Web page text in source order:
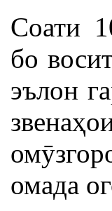
Соати
бо
эълон
омада